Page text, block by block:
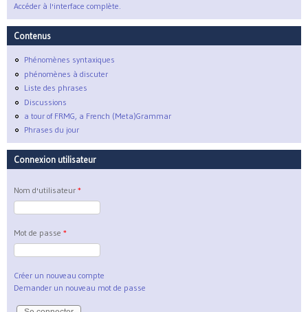
Accéder à l'interface complète.
Contenus
Phénomènes syntaxiques
phénomènes à discuter
Liste des phrases
Discussions
a tour of FRMG, a French (Meta)Grammar
Phrases du jour
Connexion utilisateur
Nom d'utilisateur *
Mot de passe *
Créer un nouveau compte
Demander un nouveau mot de passe